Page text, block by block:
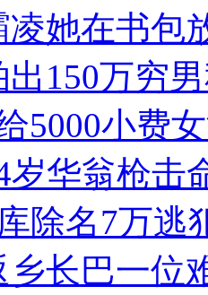
凌她在书包
出150万穷
5000小费
岁华翁枪击
除名7万逃
乡长巴一位